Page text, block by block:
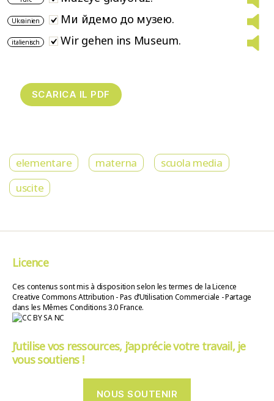
Ukrainien Ми йдемо до музею.
italienisch Wir gehen ins Museum.
elementare materna
scuola media
uscite
Licence
Ces contenus sont mis à disposition selon les termes de la Licence
Creative Commons Attribution - Pas d’Utilisation Commerciale - Partage
dans les Mêmes Conditions 3.0 France.
J’utilise vos ressources, j’apprécie votre travail, je
vous soutiens !
NOUS SOUTENIR